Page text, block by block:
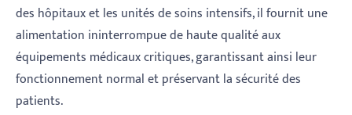
des hôpitaux et les unités de soins intensifs, il fournit une
alimentation ininterrompue de haute qualité aux
équipements médicaux critiques, garantissant ainsi leur
fonctionnement normal et préservant la sécurité des
patients.